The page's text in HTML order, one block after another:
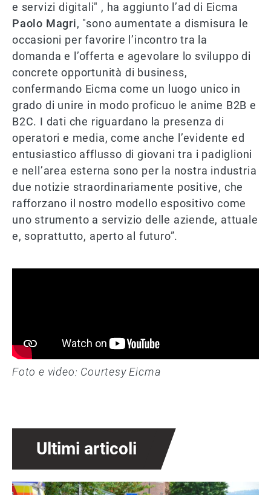
e servizi digitali" , ha aggiunto l’ad di Eicma
Paolo Magri, "sono aumentate a dismisura le
occasioni per favorire l’incontro tra la
domanda e l’offerta e agevolare lo sviluppo di
concrete opportunità di business,
confermando Eicma come un luogo unico in
grado di unire in modo proficuo le anime B2B e
B2C. I dati che riguardano la presenza di
operatori e media, come anche l’evidente ed
entusiastico afflusso di giovani tra i padiglioni
e nell’area esterna sono per la nostra industria
due notizie straordinariamente positive, che
rafforzano il nostro modello espositivo come
uno strumento a servizio delle aziende, attuale
e, soprattutto, aperto al futuro”.
Foto e video: Courtesy Eicma
Ultimi articoli
Immagine